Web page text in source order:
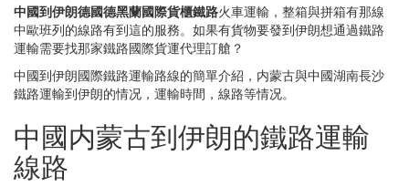
中國到伊朗德國德黑蘭國際貨櫃鐵路火車運輸，整箱與拼箱有那線
中歐班列的線路有到這的服務。如果有貨物要發到伊朗想通過鐵路
運輸需要找那家鐵路國際貨運代理訂艙？
中國到伊朗國際鐵路運輸路線的簡單介紹，内蒙古與中國湖南長沙
鐵路運輸到伊朗的情况，運輸時間，線路等情况。
中國内蒙古到伊朗的鐵路運輸
線路